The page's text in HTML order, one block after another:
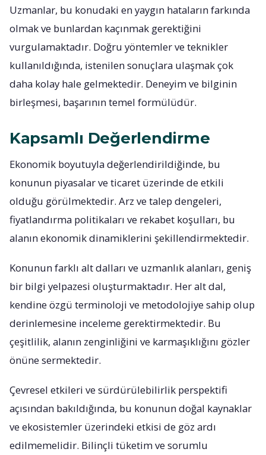
Uzmanlar, bu konudaki en yaygın hataların farkında
olmak ve bunlardan kaçınmak gerektiğini
vurgulamaktadır. Doğru yöntemler ve teknikler
kullanıldığında, istenilen sonuçlara ulaşmak çok
daha kolay hale gelmektedir. Deneyim ve bilginin
birleşmesi, başarının temel formülüdür.
Kapsamlı Değerlendirme
Ekonomik boyutuyla değerlendirildiğinde, bu
konunun piyasalar ve ticaret üzerinde de etkili
olduğu görülmektedir. Arz ve talep dengeleri,
fiyatlandırma politikaları ve rekabet koşulları, bu
alanın ekonomik dinamiklerini şekillendirmektedir.
Konunun farklı alt dalları ve uzmanlık alanları, geniş
bir bilgi yelpazesi oluşturmaktadır. Her alt dal,
kendine özgü terminoloji ve metodolojiye sahip olup
derinlemesine inceleme gerektirmektedir. Bu
çeşitlilik, alanın zenginliğini ve karmaşıklığını gözler
önüne sermektedir.
Çevresel etkileri ve sürdürülebilirlik perspektifi
açısından bakıldığında, bu konunun doğal kaynaklar
ve ekosistemler üzerindeki etkisi de göz ardı
edilmemelidir. Bilinçli tüketim ve sorumlu